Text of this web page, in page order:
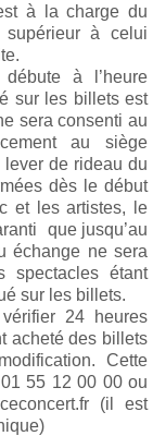
à la charge du
à celui
à l’heure
sur les billets est
sera consenti au
au siège
lever de rideau du
dès le début
et les artistes, le
que jusqu’au
échange ne sera
spectacles étant
sur les billets.
24 heures
acheté des billets
Cette
55 12 00 00 ou
(il est